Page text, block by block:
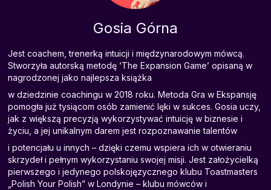
Gosia Górna
Jest coachem, trenerką intuicji i międzynarodowym mówcą.
Stworzyła autorską metodę ‘The Expansion Game’ opisaną w
nagrodzonej jako najlepsza książka
w dziedzinie coachingu w 2018 roku. Metoda Gra w Ekspansję
pomogła już tysiącom osób zamienić lęki w sukces. Gosia uczy,
jak z większą precyzją wykorzystywać intuicję w biznesie i
życiu, a jej unikalnym darem jest rozpoznawanie talentów
i potencjału u innych – dzięki czemu wspiera ich w otwieraniu
skrzydeł i pełnym wykorzystaniu swojej misji. Jest założycielką
pierwszego i jedynego polskojęzycznego klubu Toastmasters
„Polish Your Polish” w Londynie – klubu mówców i